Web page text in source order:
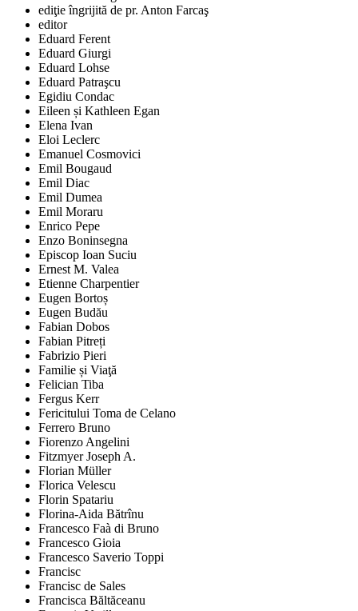
ediţie îngrijită de pr. Anton Farcaş
editor
Eduard Ferent
Eduard Giurgi
Eduard Lohse
Eduard Patraşcu
Egidiu Condac
Eileen și Kathleen Egan
Elena Ivan
Eloi Leclerc
Emanuel Cosmovici
Emil Bougaud
Emil Diac
Emil Dumea
Emil Moraru
Enrico Pepe
Enzo Boninsegna
Episcop Ioan Suciu
Ernest M. Valea
Etienne Charpentier
Eugen Bortoș
Eugen Budău
Fabian Dobos
Fabian Pitreți
Fabrizio Pieri
Familie și Viaţă
Felician Tiba
Fergus Kerr
Fericitului Toma de Celano
Ferrero Bruno
Fiorenzo Angelini
Fitzmyer Joseph A.
Florian Müller
Florica Velescu
Florin Spatariu
Florina-Aida Bătrînu
Francesco Faà di Bruno
Francesco Gioia
Francesco Saverio Toppi
Francisc
Francisc de Sales
Francisca Băltăceanu